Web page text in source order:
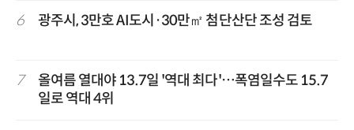
6 광주시, 3만호 AI도시·30만㎡ 첨단산단 조성 검토
7
올여름 열대야 13.7일 '역대 최다'…폭염일수도 15.7
일로 역대 4위